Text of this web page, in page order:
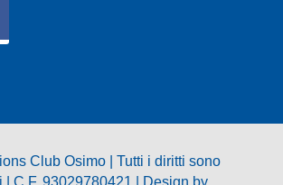
Club Osimo | Tutti i diritti sono
| C.F. 93029780421 | Design by